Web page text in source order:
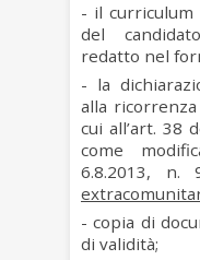
- il curriculum
del
redatto nel
- la
alla
cui all’art. 38
come
6.8.2013, n.
- copia di
di validità;